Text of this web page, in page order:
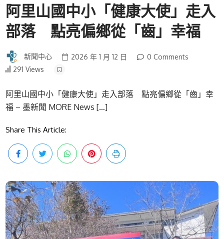
阿里山國中小「健康大使」走入
部落 點亮偏鄉從「齒」幸福
新聞中心 2026 年 1 月 12 日
0 Comments
291 Views
阿里山國中小「健康大使」走入部落 點亮偏鄉從「齒」幸
福 – 墨新聞 MORE News […]
Share This Article: